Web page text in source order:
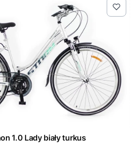
Rower Storm Marathon 1.0 Lady biały turkus